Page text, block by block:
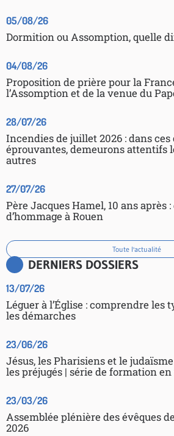
05/08/26
Dormition ou Assomption, quelle
04/08/26
Proposition de prière pour la
l’Assomption et de la venue du
28/07/26
Incendies de juillet 2026 : dans
éprouvantes, demeurons attentifs
autres
27/07/26
Père Jacques Hamel, 10 ans après
d’hommage à Rouen
Toute l'actualité
DERNIERS DOSSIERS
13/07/26
Léguer à l’Église : comprendre les
les démarches
23/06/26
Jésus, les Pharisiens et le
les préjugés | série de formation
23/03/26
Assemblée plénière des évêques
2026